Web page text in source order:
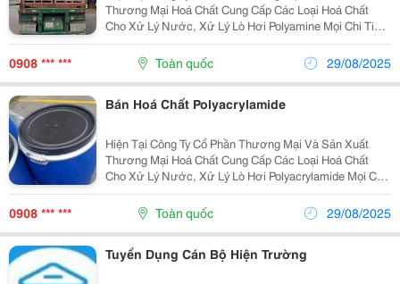
Thương Mại Hoá Chất Cung Cấp Các Loại Hoá Chất
Cho Xử Lý Nước, Xử Lý Lò Hơi Polyamine Mọi Chi Tiết
Xin Liên Hệ: 0908101242 Phạm Hồng Việt Công Ty Cổ
Phần Sản Xuất Và Thương...
0908 *** *** Toàn quốc 29/08/2025
Bán Hoá Chất Polyacrylamide
Hiện Tại Công Ty Cổ Phần Thương Mại Và Sản Xuất
Thương Mại Hoá Chất Cung Cấp Các Loại Hoá Chất
Cho Xử Lý Nước, Xử Lý Lò Hơi Polyacrylamide Mọi Chi
Tiết Xin Liên Hệ: 0908101242 Phạm Hồng Việt Công Ty
Cổ Phần Sản Xuất Và...
0908 *** *** Toàn quốc 29/08/2025
Tuyển Dụng Cán Bộ Hiện Trường